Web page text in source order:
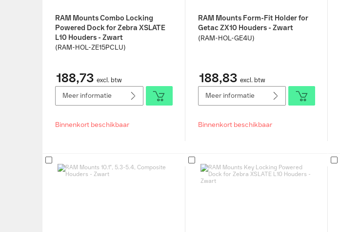
RAM Mounts Combo Locking
Powered Dock for Zebra XSLATE
L10 Houders - Zwart
(RAM-HOL-ZE15PCLU)
188,73 excl. btw
Meer informatie
Binnenkort beschikbaar
RAM Mounts Form-Fit Holder for
Getac ZX10 Houders - Zwart
(RAM-HOL-GE4U)
188,83 excl. btw
Meer informatie
Binnenkort beschikbaar